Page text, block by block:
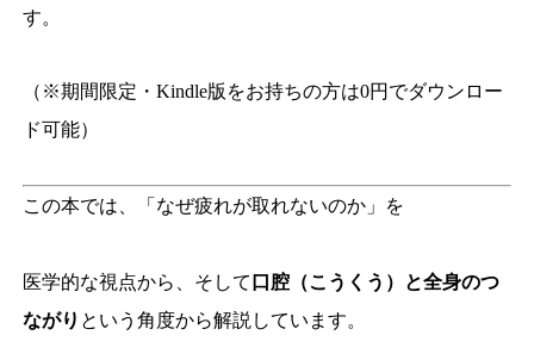
す。
（※期間限定・Kindle版をお持ちの方は0円でダウンロー
ド可能）
この本では、「なぜ疲れが取れないのか」を
医学的な視点から、そして 口腔（こうくう）と全身のつ
ながり という角度から解説しています。